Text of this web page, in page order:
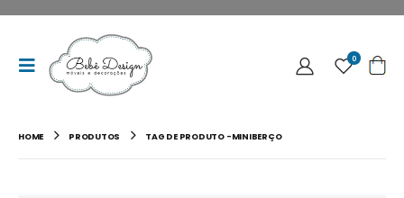
0
HOME PRODUTOS TAG DE PRODUTO -MINIBERÇO